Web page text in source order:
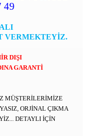
49
VERMEKTEYİZ.
DIŞI
GARANTİ
MÜŞTERİLERİMİZE
ORJİNAL ÇIKMA
DETAYLI İÇİN